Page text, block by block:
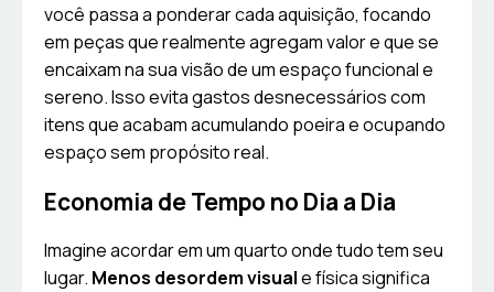
você passa a ponderar cada aquisição, focando
em peças que realmente agregam valor e que se
encaixam na sua visão de um espaço funcional e
sereno. Isso evita gastos desnecessários com
itens que acabam acumulando poeira e ocupando
espaço sem propósito real.
Economia de Tempo no Dia a Dia
Imagine acordar em um quarto onde tudo tem seu
lugar. Menos desordem visuale física significa